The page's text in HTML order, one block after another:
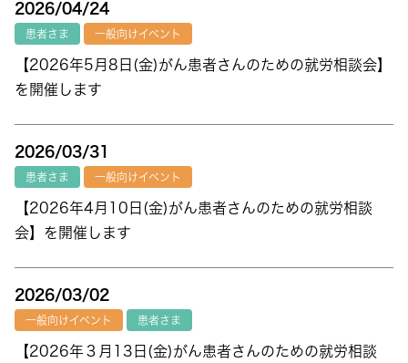
2026/04/24
患者さま 一般向けイベント
【2026年5月8日(金)がん患者さんのための就労相談会】
を開催します
2026/03/31
患者さま 一般向けイベント
【2026年4月10日(金)がん患者さんのための就労相談
会】を開催します
2026/03/02
一般向けイベント 患者さま
【2026年３月13日(金)がん患者さんのための就労相談